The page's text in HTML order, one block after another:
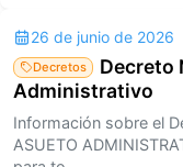
26 de junio de 2026
Decretos
Decreto
Administrativo
Información sobre el
ASUETO